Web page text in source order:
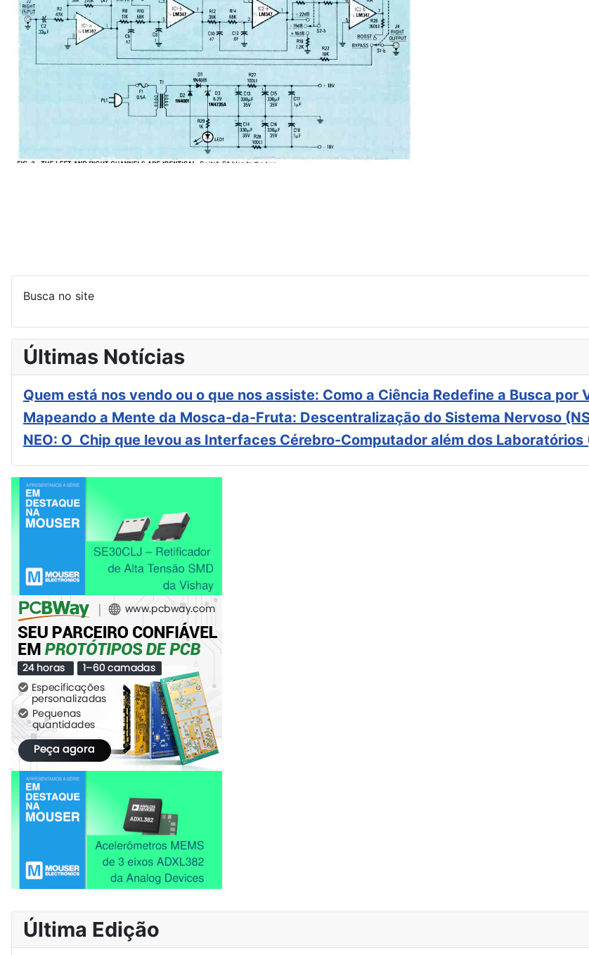
Busca no site
Últimas Notícias
Quem está nos vendo ou o que nos assiste: Como a Ciência Redefine a Busca por
Mapeando a Mente da Mosca-da-Fruta: Descentralização do Sistema Nervoso
NEO: O Chip que levou as Interfaces Cérebro-Computador além dos Laboratórios
Última Edição